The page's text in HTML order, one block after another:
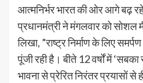
आत्मनिर्भर भारत की ओर आगे बढ़
प्रधानमंत्री ने मंगलवार को सोशल
लिखा, ”राष्ट्र निर्माण के लिए
पूंजी रही है। बीते 12 वर्षों में
भावना से प्रेरित निरंतर